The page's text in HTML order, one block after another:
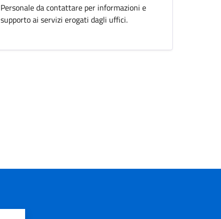
Personale da contattare per informazioni e
supporto ai servizi erogati dagli uffici.